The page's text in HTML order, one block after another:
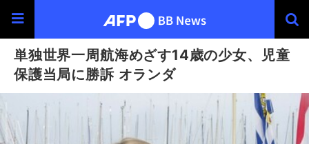
単独世界一周航海めざす14歳の少女、児童
保護当局に勝訴 オランダ